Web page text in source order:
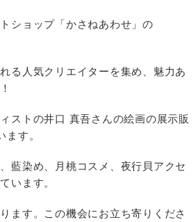
ショップ「かさねあわせ」の
る人気クリエイターを集め、魅力あ
ストの井口 真吾さんの絵画の展示販
ます。
藍染め、月桃コスメ、夜行貝アクセ
います。
ます。この機会にお立ち寄りくださ